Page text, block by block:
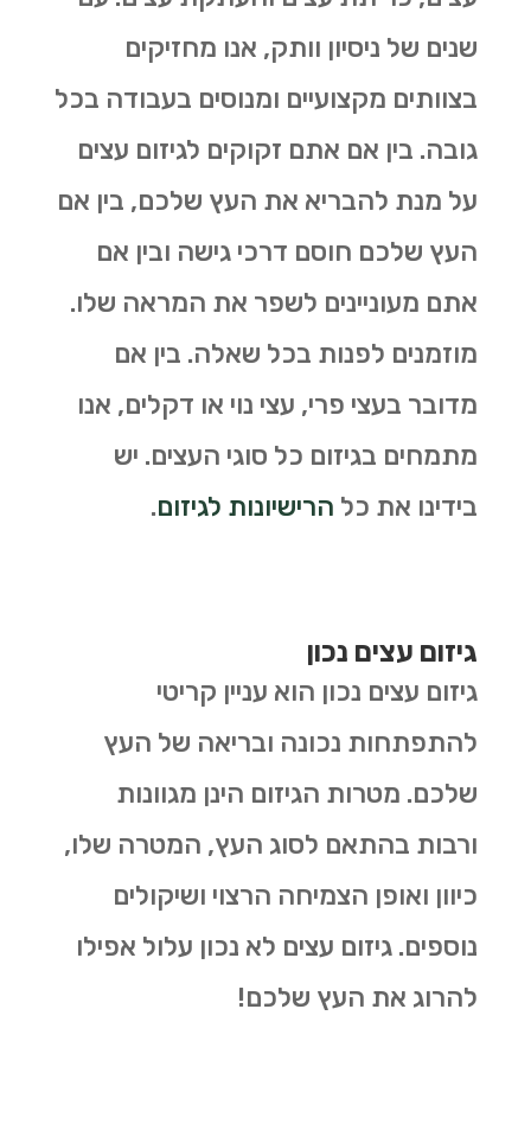
שנים של ניסיון וותק, אנו מחזיקים
בצוותים מקצועיים ומנוסים בעבודה בכל
גובה. בין אם אתם זקוקים לגיזום עצים
על מנת להבריא את העץ שלכם, בין אם
העץ שלכם חוסם דרכי גישה ובין אם
אתם מעוניינים לשפר את המראה שלו.
מוזמנים לפנות בכל שאלה. בין אם
מדובר בעצי פרי, עצי נוי או דקלים, אנו
מתמחים בגיזום כל סוגי העצים. יש
בידינו את כל הרישיונות לגיזום.
גיזום עצים נכון
גיזום עצים נכון הוא עניין קריטי
להתפתחות נכונה ובריאה של העץ
שלכם. מטרות הגיזום הינן מגוונות
ורבות בהתאם לסוג העץ, המטרה שלו,
כיוון ואופן הצמיחה הרצוי ושיקולים
נוספים. גיזום עצים לא נכון עלול אפילו
להרוג את העץ שלכם!